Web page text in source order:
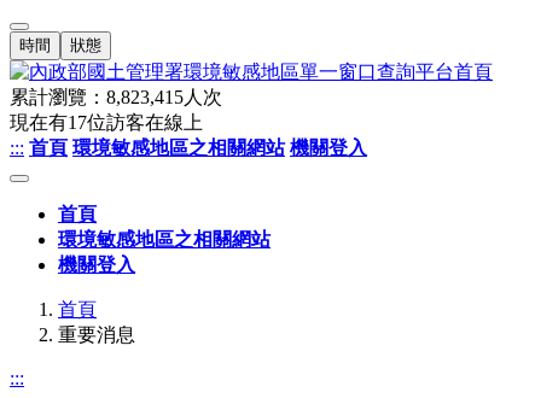
時間 狀態
累計瀏覽： 8,823,415人次
現在有17位訪客在線上
::: 首頁 環境敏感地區之相關網站 機關登入
首頁
環境敏感地區之相關網站
機關登入
首頁
重要消息
:::